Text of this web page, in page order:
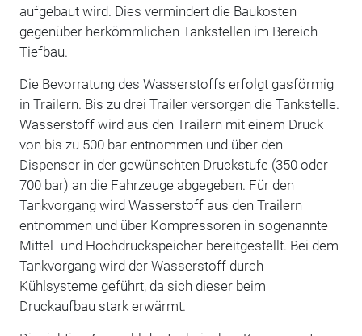
aufgebaut wird. Dies vermindert die Baukosten
gegenüber herkömmlichen Tankstellen im Bereich
Tiefbau.
Die Bevorratung des Wasserstoffs erfolgt gasförmig
in Trailern. Bis zu drei Trailer versorgen die Tankstelle.
Wasserstoff wird aus den Trailern mit einem Druck
von bis zu 500 bar entnommen und über den
Dispenser in der gewünschten Druckstufe (350 oder
700 bar) an die Fahrzeuge abgegeben. Für den
Tankvorgang wird Wasserstoff aus den Trailern
entnommen und über Kompressoren in sogenannte
Mittel- und Hochdruckspeicher bereitgestellt. Bei dem
Tankvorgang wird der Wasserstoff durch
Kühlsysteme geführt, da sich dieser beim
Druckaufbau stark erwärmt.